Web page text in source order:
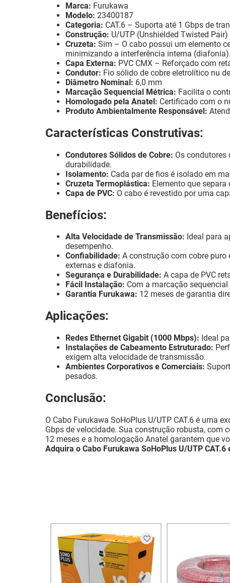
Marca: Furukawa
Modelo: 23400187
Categoria: CAT.6 – Suporta até 1 Gbps de
Construção: U/UTP (Unshielded Twisted
Cruzeta: Sim – O cabo possui um elemento
minimizando a interferência interna (diafonia).
Capa Externa: PVC CMX – Reforçado com
Condutor: Fio sólido de cobre eletrolítico nu
Diâmetro Nominal: 6,0 mm
Marcação Sequencial Métrica: Facilita o
Homologado pela Anatel: Certificado com o
Produto Ambientalmente Responsável:
Características Construtivas:
Condutores Sólidos de Cobre: Os condutores
durabilidade.
Isolamento: Cada par de fios é isolado em
Cruzeta Termoplástica: Elemento que
Capa de PVC: O cabo é revestido por uma
Benefícios:
Alta Velocidade de Transmissão: Ideal para
desempenho.
Confiabilidade: A construção com cobre
externas e diafonia.
Segurança e Durabilidade: A capa de PVC
Fácil Instalação: Com a marcação
Garantia Furukawa: 12 meses de garantia
Aplicações:
Redes Ethernet Gigabit (1000 Mbps): Ideal
Instalações de Cabeamento Estruturado:
exigem alta velocidade de transmissão.
Ambientes Corporativos e Comerciais:
pesados.
Conclusão:
O Cabo Furukawa SoHoPlus U/UTP CAT.6 é uma
Gbps de velocidade. Sua construção robusta, com
12 meses e a homologação Anatel garantem que
Adquira o Cabo Furukawa SoHoPlus U/UTP